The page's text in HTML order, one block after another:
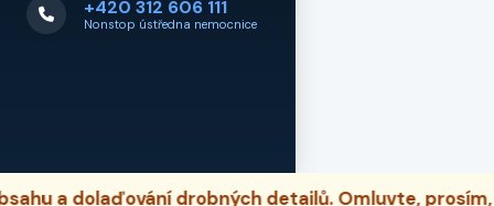
+420 312 606 111
Nonstop ústředna nemocnice
a dolaďování drobných detailů. Omluvte, prosím,